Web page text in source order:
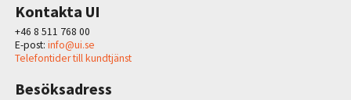
Kontakta UI
+46 8 511 768 00
E-post: info@ui.se
Telefontider till kundtjänst
Besöksadress